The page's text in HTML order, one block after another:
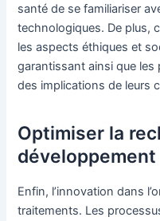
santé de se familiariser
technologiques. De plus,
les aspects éthiques et
garantissant ainsi que
des implications de leurs
Optimiser la
développement
Enfin, l’innovation dans
traitements. Les